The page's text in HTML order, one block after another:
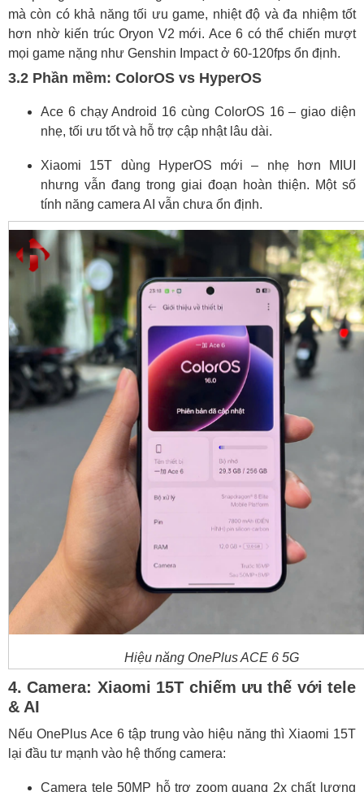
mà còn có khả năng tối ưu game, nhiệt độ và đa nhiệm tốt
hơn nhờ kiến trúc Oryon V2 mới. Ace 6 có thể chiến mượt
mọi game nặng như Genshin Impact ở 60-120fps ổn định.
3.2 Phần mềm: ColorOS vs HyperOS
Ace 6 chạy Android 16 cùng ColorOS 16 – giao diện
nhẹ, tối ưu tốt và hỗ trợ cập nhật lâu dài.
Xiaomi 15T dùng HyperOS mới – nhẹ hơn MIUI
nhưng vẫn đang trong giai đoạn hoàn thiện. Một số
tính năng camera AI vẫn chưa ổn định.
Hiệu năng OnePlus ACE 6 5G
4. Camera: Xiaomi 15T chiếm ưu thế với tele
& AI
Nếu OnePlus Ace 6 tập trung vào hiệu năng thì Xiaomi 15T
lại đầu tư mạnh vào hệ thống camera:
Camera tele 50MP hỗ trợ zoom quang 2x chất lượng